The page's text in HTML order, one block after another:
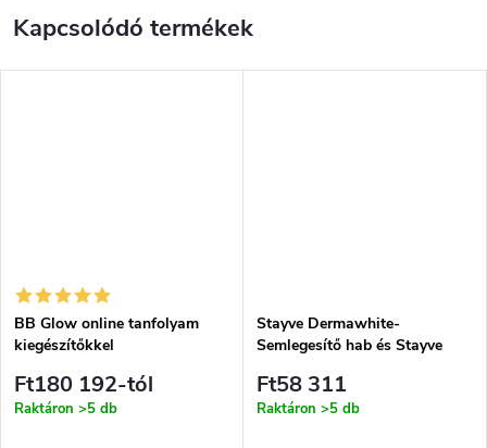
Kapcsolódó termékek
BB Glow online tanfolyam
kiegészítőkkel
Ft180 192-tól
Raktáron >5 db
Stayve Dermawhite-
Semlegesítő hab és Stayve
készlet
Ft58 311
Raktáron >5 db